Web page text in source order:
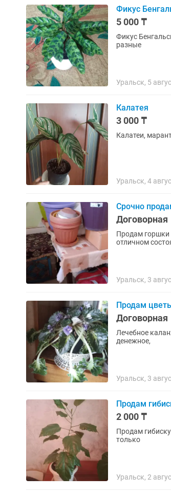
Фикус
5 000 ₸
Фикус
разные
Уральск, 5
Калатея
3 000 ₸
Калатеи,
Уральск, 4
Срочно
Договорная
Продам горшки
отличном
Уральск, 3
Продам
Договорная
Лечебное
денежное,
Уральск, 3
Продам
2 000 ₸
Продам гибискусы Цветут фиолетовыми махровыми цветами Рн зигзаг
только
Уральск, 2